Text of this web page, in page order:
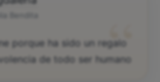
“
porque ha sido un regalo
de todo ser humano